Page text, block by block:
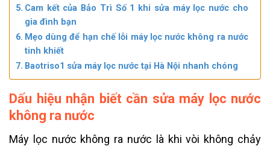
Cam kết của Bảo Trì Số 1 khi sửa máy lọc nước cho
gia đình bạn
Mẹo dùng để hạn chế lỗi máy lọc nước không ra nước
tinh khiết
Baotriso1 sửa máy lọc nước tại Hà Nội nhanh chóng
Dấu hiệu nhận biết cần sửa máy lọc nước
không ra nước
Máy lọc nước không ra nước là khi vòi không chảy